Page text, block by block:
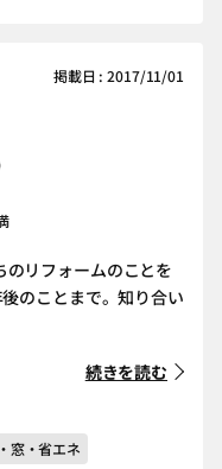
掲載日 : 2017/11/01
リフォームのことを
のことまで。知り合い
続きを読む
窓・省エネ